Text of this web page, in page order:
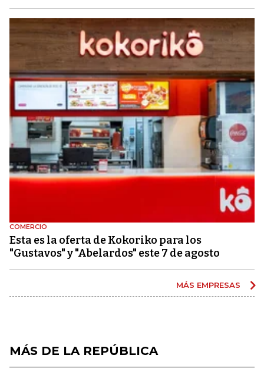
COMERCIO
Esta es la oferta de Kokoriko para los
"Gustavos" y "Abelardos" este 7 de agosto
MÁS EMPRESAS
MÁS DE LA REPÚBLICA